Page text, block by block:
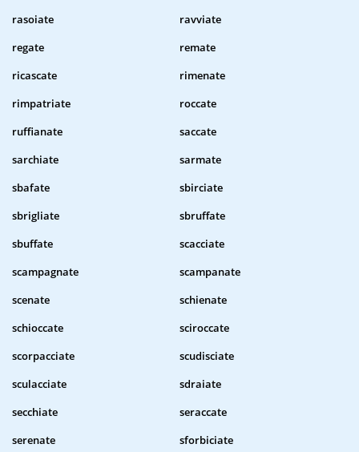
rasoiate
ravviate
regate
remate
ricascate
rimenate
rimpatriate
roccate
ruffianate
saccate
sarchiate
sarmate
sbafate
sbirciate
sbrigliate
sbruffate
sbuffate
scacciate
scampagnate
scampanate
scenate
schienate
schioccate
sciroccate
scorpacciate
scudisciate
sculacciate
sdraiate
secchiate
seraccate
serenate
sforbiciate